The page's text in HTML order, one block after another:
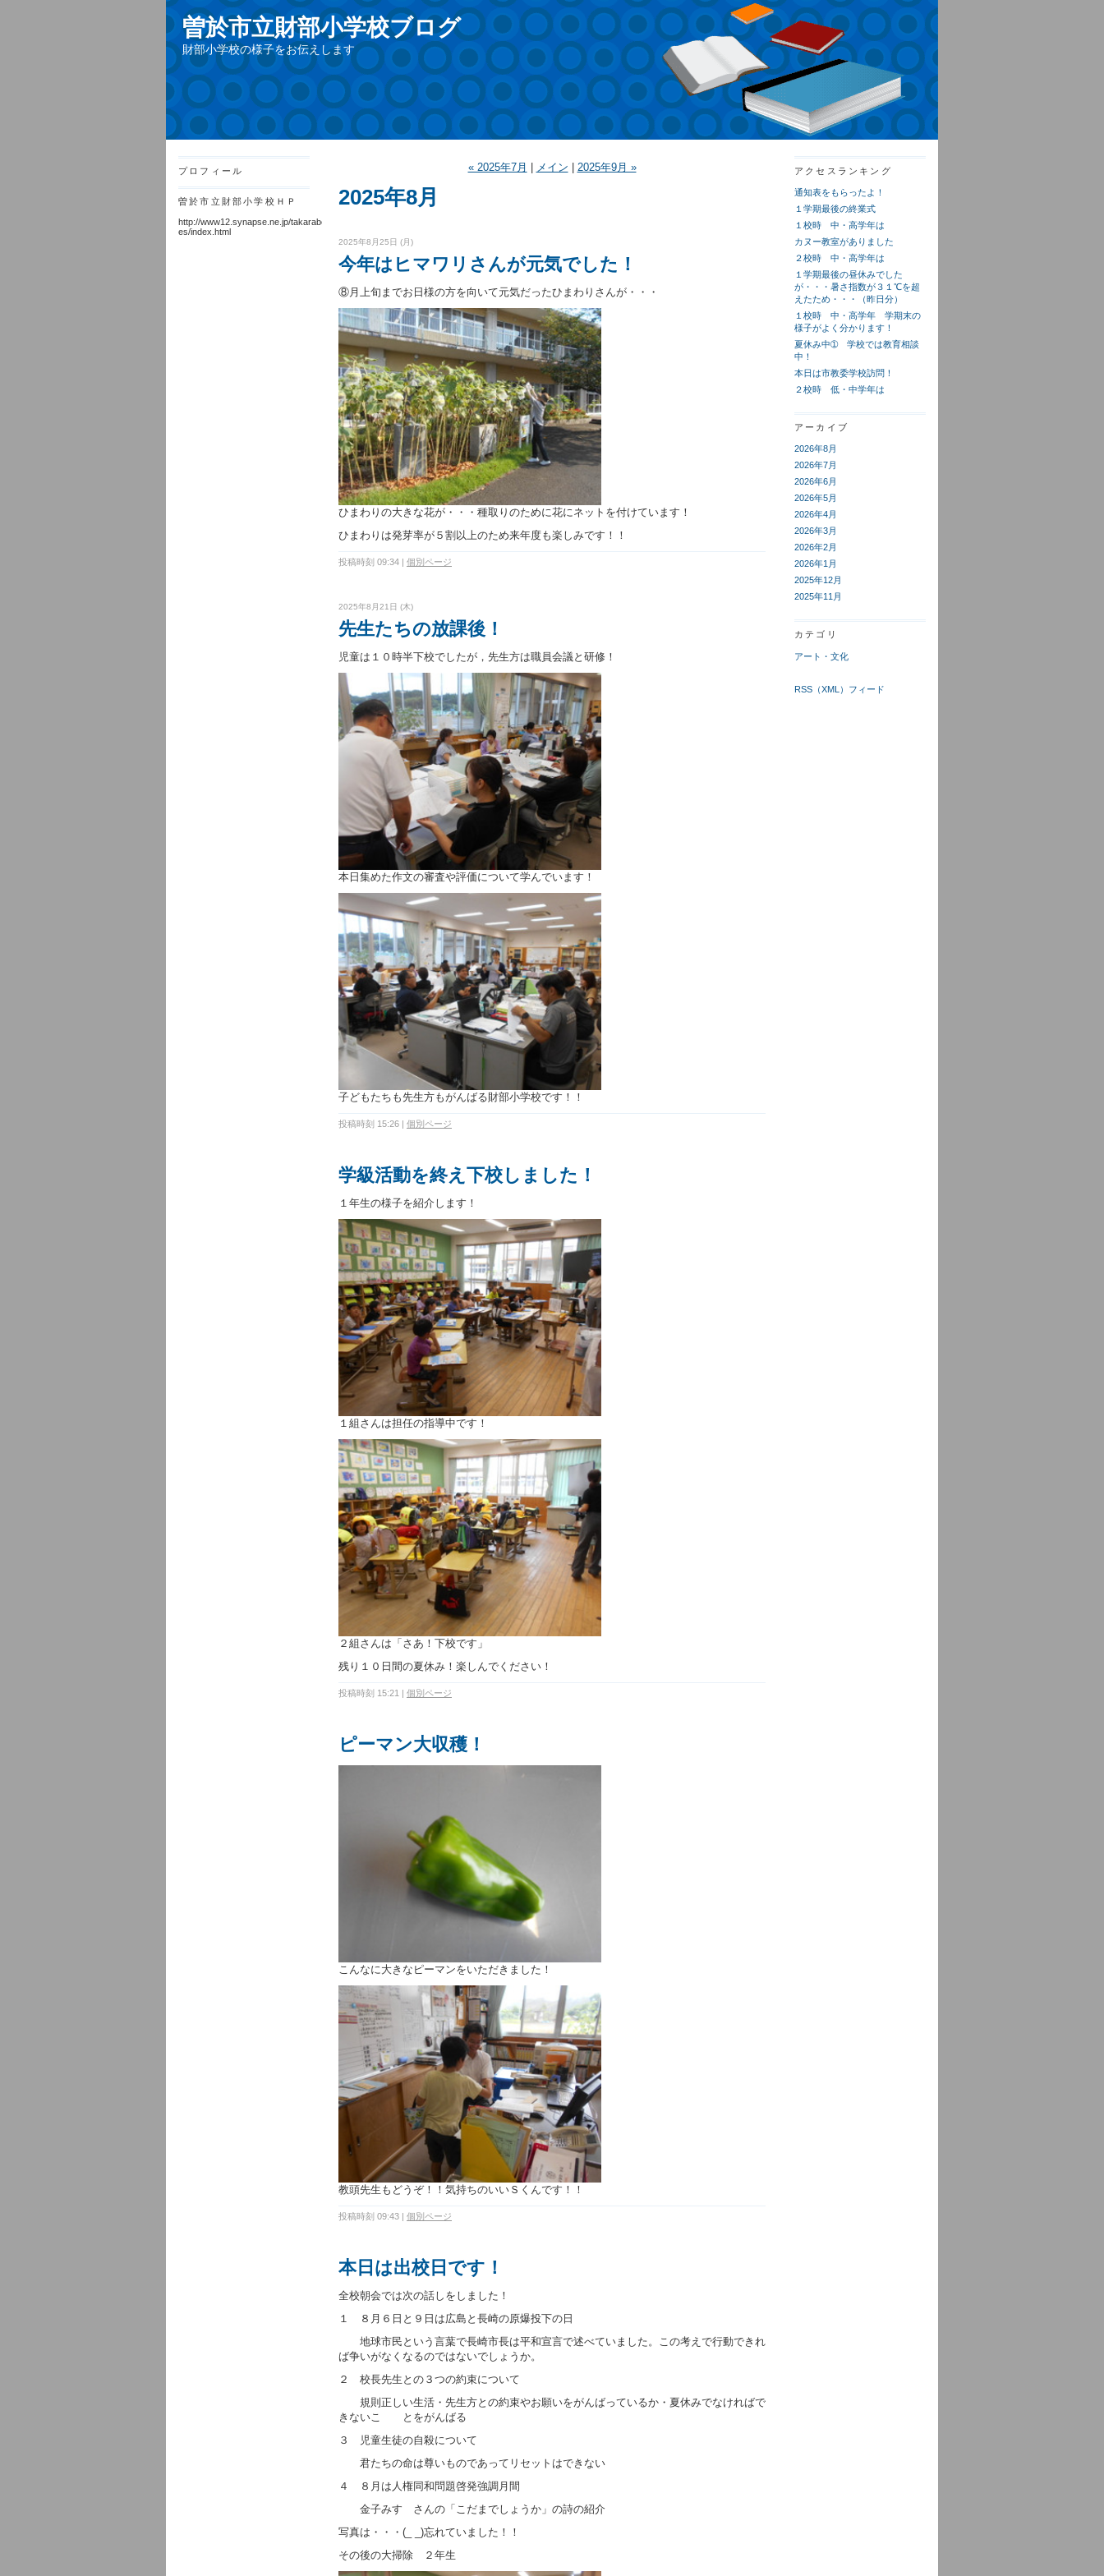
曽於市立財部小学校ブログ
財部小学校の様子をお伝えします
プロフィール
曽於市立財部小学校ＨＰ
http://www12.synapse.ne.jp/takarabe-
es/index.html
« 2025年7月 メイン 2025年9月 »
2025年8月
2025年8月25日 (月)
今年はヒマワリさんが元気でした！
⑧月上旬までお日様の方を向いて元気だったひまわりさんが・・・
ひまわりの大きな花が・・・種取りのために花にネットを付けています！
ひまわりは発芽率が５割以上のため来年度も楽しみです！！
投稿時刻 09:34 | 個別ページ
2025年8月21日 (木)
先生たちの放課後！
児童は１０時半下校でしたが，先生方は職員会議と研修！
本日集めた作文の審査や評価について学んでいます！
子どもたちも先生方もがんばる財部小学校です！！
投稿時刻 15:26 | 個別ページ
学級活動を終え下校しました！
１年生の様子を紹介します！
１組さんは担任の指導中です！
２組さんは「さあ！下校です」
残り１０日間の夏休み！楽しんでください！
投稿時刻 15:21 | 個別ページ
ピーマン大収穫！
こんなに大きなピーマンをいただきました！
教頭先生もどうぞ！！気持ちのいいＳくんです！！
投稿時刻 09:43 | 個別ページ
本日は出校日です！
全校朝会では次の話しをしました！
１ ８月６日と９日は広島と長崎の原爆投下の日
地球市民という言葉で長崎市長は平和宣言で述べていました。この考えで行動できれ
ば争いがなくなるのではないでしょうか。
２ 校長先生との３つの約束について
規則正しい生活・先生方との約束やお願いをがんばっているか・夏休みでなければで
きないこ とをがんばる
３ 児童生徒の自殺について
君たちの命は尊いものであってリセットはできない
４ ８月は人権同和問題啓発強調月間
金子みすゞさんの「こだまでしょうか」の詩の紹介
写真は・・・(_ _)忘れていました！！
その後の大掃除 ２年生
アクセスランキング
通知表をもらったよ！
１学期最後の終業式
１校時 中・高学年は
カヌー教室がありました
２校時 中・高学年は
１学期最後の昼休みでした
が・・・暑さ指数が３１℃を超
えたため・・・（昨日分）
１校時 中・高学年 学期末の
様子がよく分かります！
夏休み中➀ 学校では教育相談
中！
本日は市教委学校訪問！
２校時 低・中学年は
アーカイブ
2026年8月
2026年7月
2026年6月
2026年5月
2026年4月
2026年3月
2026年2月
2026年1月
2025年12月
2025年11月
カテゴリ
アート・文化
RSS（XML）フィード